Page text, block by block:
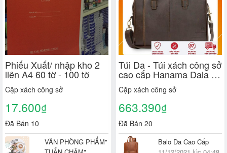
Phiếu Xuất/ nhập kho 2
liên A4 60 tờ - 100 tờ
Cặp xách công sở
17.600₫
Đã Bán 10
VĂN PHÒNG PHẨM"
Túi Da - Túi xách công sở
cao cấp Hanama Dala 2x
- Cặp da
Cặp xách công sở
663.390₫
Đã Bán 20
Balo Da Cao Cấp